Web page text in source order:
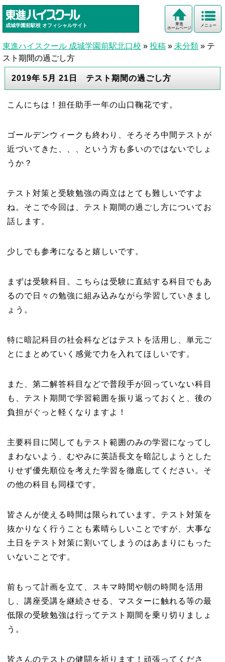
成城学園前駅校 オフィシャルサイト メニュー
東進
ホームページ
東進ハイスクール 成城学園前駅北口校 » 投稿 » 未分類 » テ
スト期間の過ごし方
2019年 5月 21日 テスト期間の過ごし方
こんにちは！担任助手一年の山口鞠花です。
ゴールデンウィークも終わり、そろそろ中間テストが
近づいてきた、、、という方も多いのではないでしょ
うか？
テスト対策と受験勉強の両立はとても難しいですよ
ね。そこで今回は、テスト期間の過ごし方についてお
話します。
少しでも参考になると嬉しいです。
まずは受験科目。こちらは受験に直結する科目でもあ
るので日々の勉強に組み込みながら学習していきまし
ょう。
特に暗記科目の社会科などはテストを活用し、単元ご
とにまとめていく感覚で力を入れてほしいです。
また、第二解答科目などで普段手が回っていない科目
も、テスト期間で学習範囲を振り返っておくと、後の
負担がぐっと軽くなりますよ！
主要科目に関してもテスト範囲のみの学習になってし
まわないよう、むやみに英語長文を暗記しようとした
りせず優先順位を考えた学習を徹底してください。そ
の他の科目も同様です。
皆さんが使える時間は限られています。テスト対策を
抜かりなく行うことも素晴らしいことですが、大事な
土日をテスト対策に割いてしまうのはあまりにもった
いないことです。
前もって計画を立て、スキマ時間や朝の時間を活用
し、講座受講を継続させる、マスターに触れる等の最
低限の受験勉強は行ってテスト期間を乗り切りましょ
う。
皆さんのテストの健闘を祈ります！頑張ってくださ